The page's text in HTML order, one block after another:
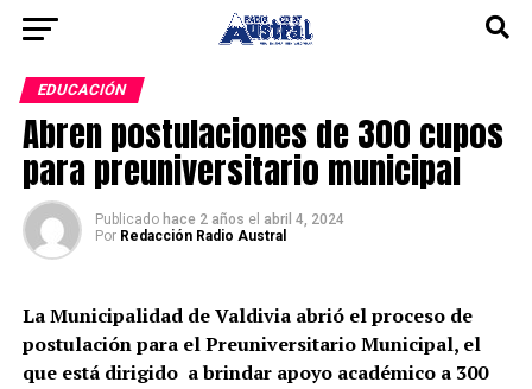
EDUCACIÓN
Abren postulaciones de 300 cupos
para preuniversitario municipal
Publicado hace 2 años el abril 4, 2024
Por Redacción Radio Austral
La Municipalidad de Valdivia abrió el proceso de
postulación para el Preuniversitario Municipal, el
que está dirigido a brindar apoyo académico a 300